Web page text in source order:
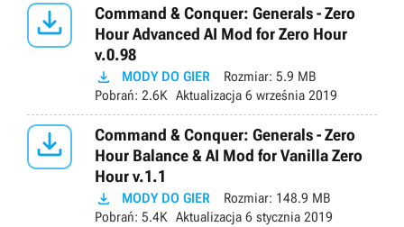

Command & Conquer: Generals - Zero
Hour Advanced AI Mod for Zero Hour
v.0.98
 MODY DO GIER Rozmiar: 5.9 MB
Pobrań: 2.6K Aktualizacja 6 września 2019

Command & Conquer: Generals - Zero
Hour Balance & AI Mod for Vanilla Zero
Hour v.1.1
 MODY DO GIER Rozmiar: 148.9 MB
Pobrań: 5.4K Aktualizacja 6 stycznia 2019